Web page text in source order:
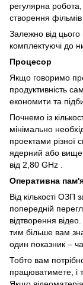
регулярна робота,
створення фільмів
Залежно від цього
комплектуючі до
Процесор
Якщо говоримо
продуктивність
економити та
Почнемо із
мінімально
проектами різної
ядерний або вище
від 2,80 GHz .
Оперативна
Від кількості ОЗП
попередній
відтворення
тим більше вам
один показник –
Тобто вам
працюватимете, і